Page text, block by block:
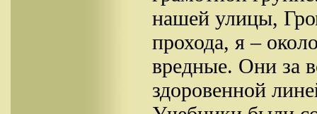
нашей улицы,
прохода, я –
вредные. Они за
здоровенной